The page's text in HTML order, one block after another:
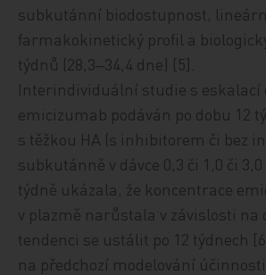
subkutánní biodostupnost,
farmakokinetický profil a
týdnů (28,3‒34,4 dne) [5].
Interindividuální studie s eskalací
emicizumab podáván po dobu 12
s těžkou HA (s inhibitorem či bez
subkutánně v dávce 0,3 či 1,0 či
týdně ukázala, že koncentrace
v plazmě narůstala v závislosti na
tendenci se ustálit po 12 týdnech
na předchozí modelování